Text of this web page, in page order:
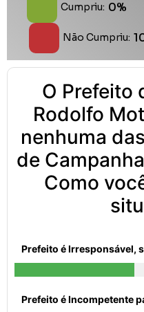
Cumpriu: 0%
Não Cumpriu:
O Prefeito
Rodolfo
nenhuma
de
Como
Prefeito é Irresponsável,
Prefeito é Incompetente